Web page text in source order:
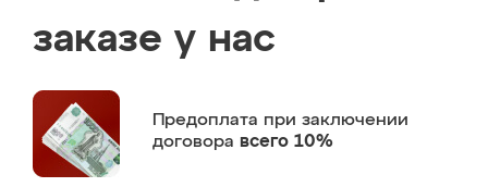
заказе у нас
Предоплата при заключении
договора всего 10%